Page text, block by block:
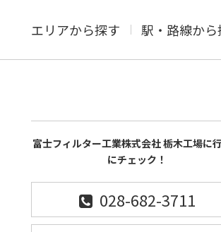
エリアから探す 駅・路線から
富士フィルター工業株式会社 栃木工場に
にチェック！
028-682-3711